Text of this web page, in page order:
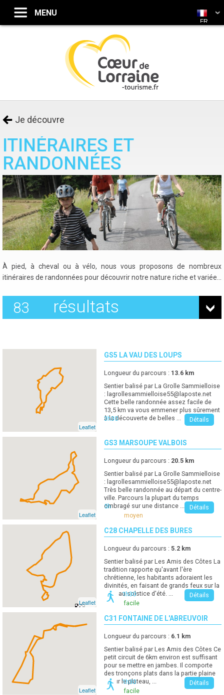
Je découvre
ITINÉRAIRES ET
RANDONNÉES
À pied, à cheval ou à vélo, nous vous proposons de nombreux
itinéraires de randonnées pour découvrir notre nature riche et variée…
résultats
83
Leaflet
GS5 LA VAU DES LOUPS
Longueur du parcours : 13.6 km
Sentier balisé par La Grolle Sammielloise
: lagrollesammielloise55@laposte.net
Cette belle randonnée assez facile de
13,5 km va vous emmener plus sûrement
à la découverte de belles ...
3h30 Détails
Leaflet
GS3 MARSOUPE VALBOIS
Longueur du parcours : 20.5 km
Sentier balisé par La Grolle Sammielloise
: lagrollesammielloise55@laposte.net
Très belle randonnée au départ du centre-
ville. Parcours la plupart du temps
ombragé sur une distance ...
5h
moyen
Détails
Leaflet
C28 CHAPELLE DES BURES
Longueur du parcours : 5.2 km
Sentier balisé par Les Amis des Côtes La
tradition rapporte qu'avant l'ère
chrétienne, les habitants adoraient les
divinités, en faisant de grands feux sur la
côte au solstice d'été. ...
1h30
facile
Détails
Leaflet
C31 FONTAINE DE L'ABREUVOIR
Longueur du parcours : 6.1 km
Sentier balisé par Les Amis des Côtes Ce
petit circuit de 6km environ est suffisant
pour se mettre en jambes. Il comporte
des tronçons plats dans la partie plaine
et sur le plateau, ...
1h30
facile
Détails
FR